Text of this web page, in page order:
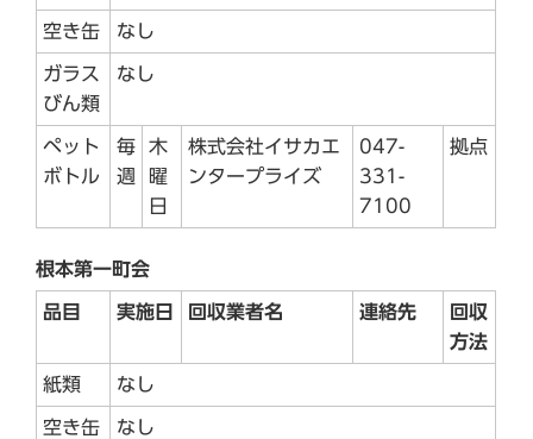
空き缶 なし
ガラス
びん類
なし
ペット
ボトル
毎
週
木
曜
日
株式会社イサカエ
ンタープライズ
047-
331-
7100
拠点
根本第一町会
品目 実施日 回収業者名 連絡先
回収
方法
紙類 なし
空き缶 なし